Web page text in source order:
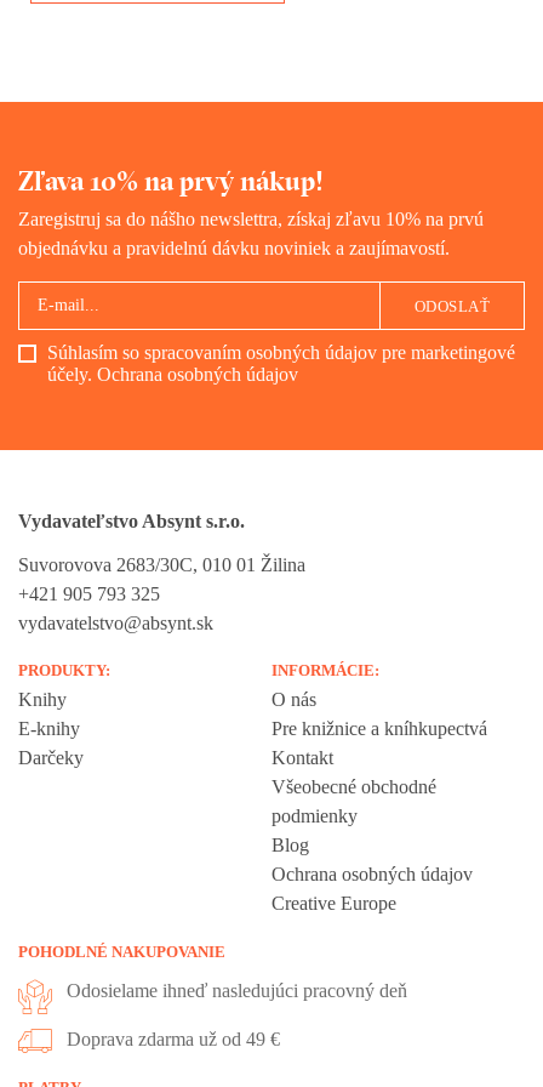
Zľava 10% na prvý nákup!
Zaregistruj sa do nášho newslettra, získaj zľavu 10% na prvú
objednávku a pravidelnú dávku noviniek a zaujímavostí.
Súhlasím so spracovaním osobných údajov pre marketingové
účely. Ochrana osobných údajov
ODOSLAŤ
Vydavateľstvo Absynt s.r.o.
Suvorovova 2683/30C, 010 01 Žilina
+421 905 793 325
vydavatelstvo@absynt.sk
PRODUKTY:
Knihy
E-knihy
Darčeky
INFORMÁCIE:
O nás
Pre knižnice a kníhkupectvá
Kontakt
Všeobecné obchodné
podmienky
Blog
Ochrana osobných údajov
Creative Europe
POHODLNÉ NAKUPOVANIE
Odosielame ihneď nasledujúci pracovný deň
Doprava zdarma už od 49 €